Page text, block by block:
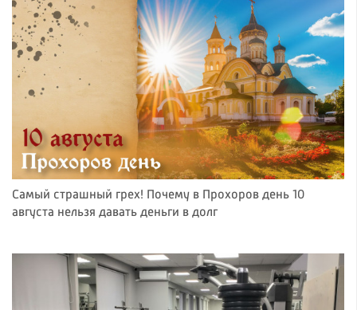
Самый страшный грех! Почему в Прохоров день 10
августа нельзя давать деньги в долг